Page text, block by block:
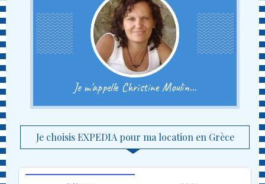
Je m'appelle Christine Moulin...
Je choisis EXPEDIA pour ma location en Grèce